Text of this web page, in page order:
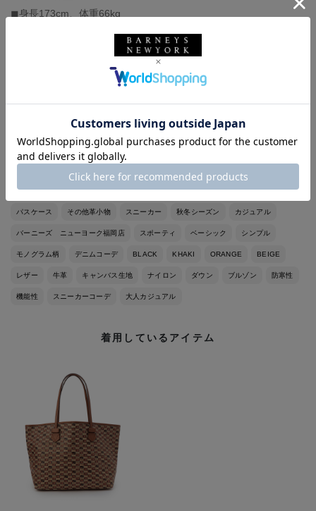
◼︎身長173cm、体重66kg
◼︎ドレスシャツサイズ38
◼︎イタリアサイズ44-46（モデルにより）
◼︎革靴サイズ40,7-7H（モデルにより）
バーニーズ ニューヨーク BARNEYS NEW YORK
アウター デニム トートバッグ 革小物 財布 カードケース
パスケース その他革小物 スニーカー 秋冬シーズン カジュアル
バーニーズ ニューヨーク福岡店 スポーティ ベーシック シンプル
モノグラム柄 デニムコーデ BLACK KHAKI ORANGE BEIGE
レザー 牛革 キャンバス生地 ナイロン ダウン ブルゾン 防寒性
機能性 スニーカーコーデ 大人カジュアル
着用しているアイテム